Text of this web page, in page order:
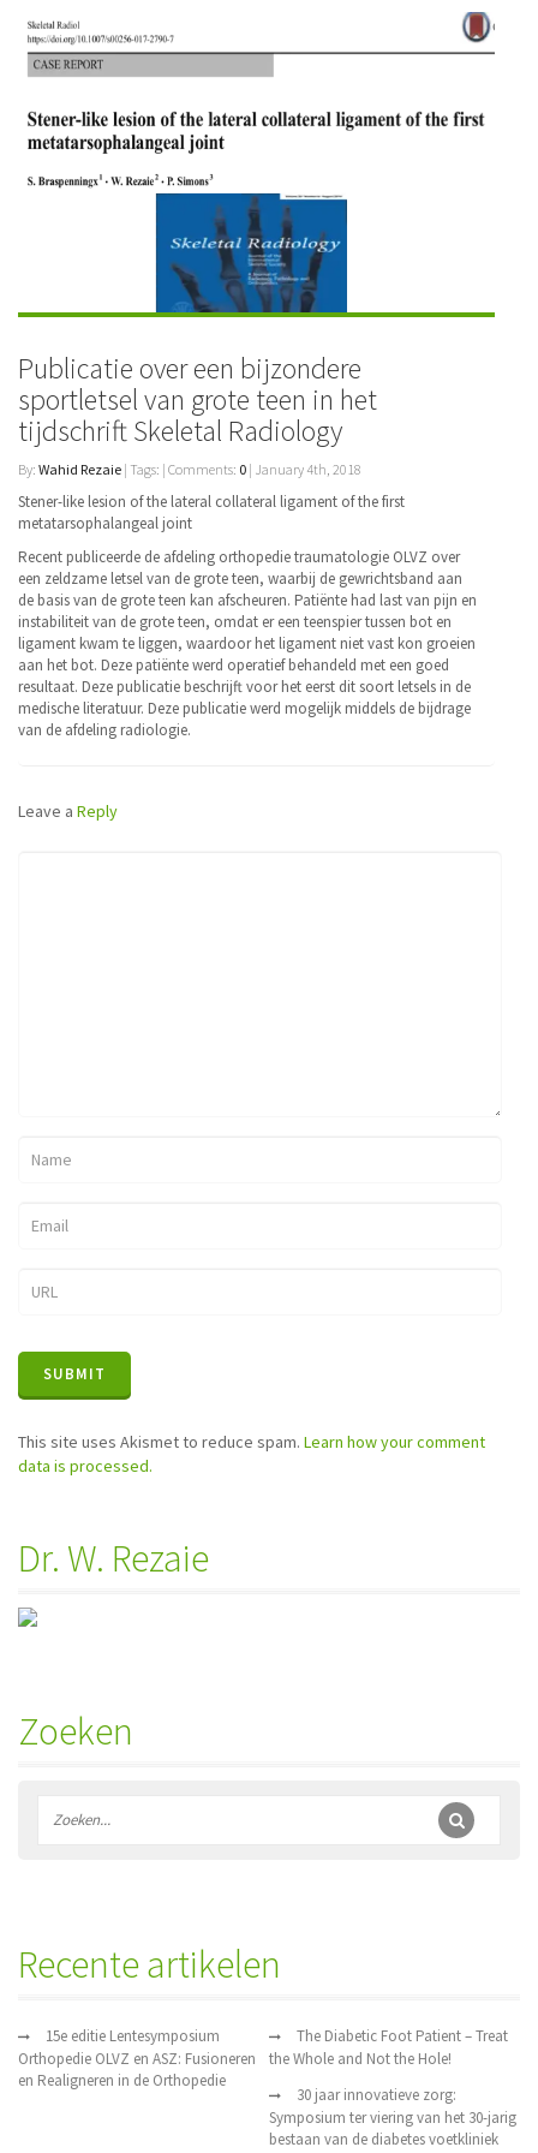
Publicatie over een bijzondere
sportletsel van grote teen in het
tijdschrift Skeletal Radiology
By: Wahid Rezaie | Tags: | Comments: 0 | January 4th, 2018
Stener-like lesion of the lateral collateral ligament of the first
metatarsophalangeal joint
Recent publiceerde de afdeling orthopedie traumatologie OLVZ over
een zeldzame letsel van de grote teen, waarbij de gewrichtsband aan
de basis van de grote teen kan afscheuren. Patiënte had last van pijn en
instabiliteit van de grote teen, omdat er een teenspier tussen bot en
ligament kwam te liggen, waardoor het ligament niet vast kon groeien
aan het bot. Deze patiënte werd operatief behandeld met een goed
resultaat. Deze publicatie beschrijft voor het eerst dit soort letsels in de
medische literatuur. Deze publicatie werd mogelijk middels de bijdrage
van de afdeling radiologie.
Leave a Reply
This site uses Akismet to reduce spam. Learn how your comment
data is processed.
Dr. W. Rezaie
Zoeken
Recente artikelen
15e editie Lentesymposium
Orthopedie OLVZ en ASZ: Fusioneren
en Realigneren in de Orthopedie
The Diabetic Foot Patient – Treat
the Whole and Not the Hole!
30 jaar innovatieve zorg:
Symposium ter viering van het 30-jarig
bestaan van de diabetes voetkliniek